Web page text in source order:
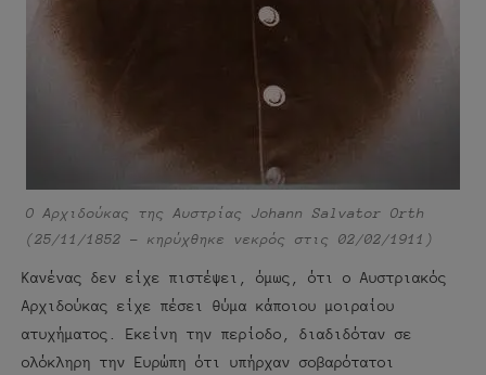
Ο Αρχιδούκας της Αυστρίας Johann Salvator Orth
(25/11/1852 – κηρύχθηκε νεκρός στις 02/02/1911)
Κανένας δεν είχε πιστέψει, όμως, ότι ο Αυστριακός
Αρχιδούκας είχε πέσει θύμα κάποιου μοιραίου
ατυχήματος. Εκείνη την περίοδο, διαδιδόταν σε
ολόκληρη την Ευρώπη ότι υπήρχαν σοβαρότατοι